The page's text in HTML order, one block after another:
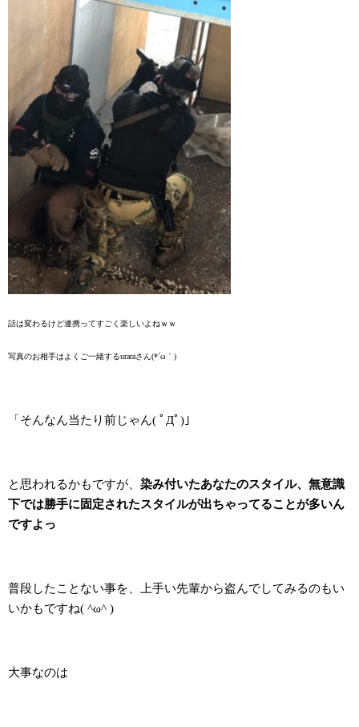
話は変わるけど連携ってすごく楽しいよねｗｗ
写真のお相手はよくご一緒するuraraさん(*´ω｀)
「そんなん当たり前じゃん( ﾟДﾟ)」
と思われるかもですが、 染み付いたあなたのスタイル、無意識
下では勝手に固定されたスタイルが出ちゃってることが多いん
ですよっ
普段したことない事を、上手い先輩から盗んでしてみるのもい
いかもですね( ^ω^ )
大事なのは